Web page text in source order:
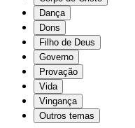
Dança
Dons
Filho de Deus
Governo
Provação
Vida
Vingança
Outros temas